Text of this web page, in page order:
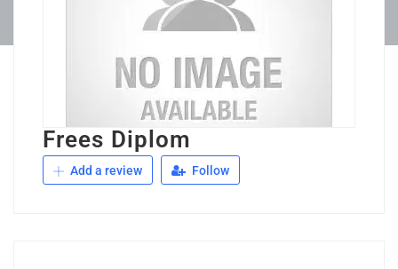
Frees Diplom
Add a review Follow